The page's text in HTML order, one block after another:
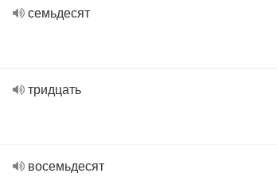
семьдесят
тридцать
восемьдесят